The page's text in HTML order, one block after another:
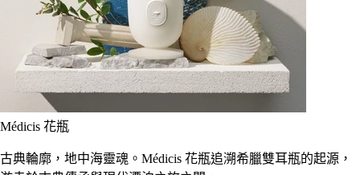
Médicis 花瓶
古典輪廓，地中海靈魂。Médicis 花瓶追溯希臘雙耳瓶的起源，